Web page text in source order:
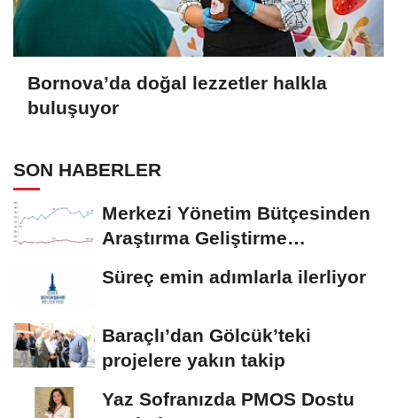
Bornova’da doğal lezzetler halkla
buluşuyor
SON HABERLER
Merkezi Yönetim Bütçesinden
Araştırma Geliştirme
Süreç emin adımlarla ilerliyor
Baraçlı’dan Gölcük’teki
projelere yakın takip
Yaz Sofranızda PMOS Dostu